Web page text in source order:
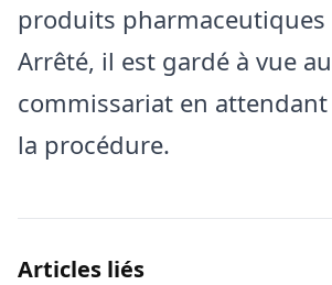
produits
Arrêté, il est gardé à vue au
commissariat en
la procédure.
Articles liés